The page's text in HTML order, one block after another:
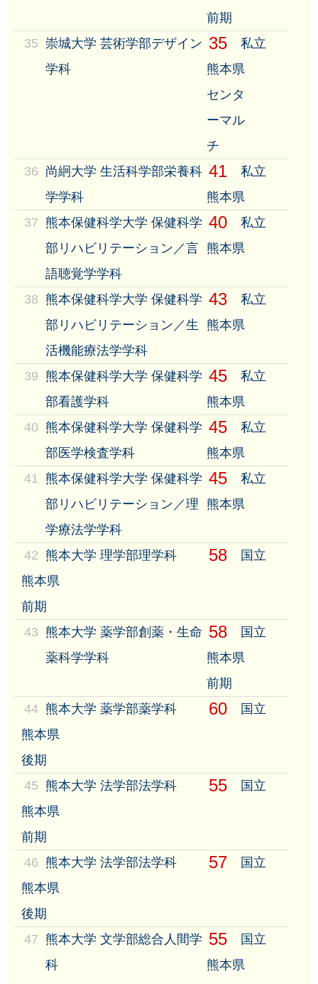
前期
35 崇城大学 芸術学部デザイン
学科
35
私立
熊本県
センタ
ーマル
チ
36 尚絅大学 生活科学部栄養科
学学科
41
私立
熊本県
37 熊本保健科学大学 保健科学
部リハビリテーション／言
語聴覚学学科
40
私立
熊本県
38 熊本保健科学大学 保健科学
部リハビリテーション／生
活機能療法学学科
43
私立
熊本県
39 熊本保健科学大学 保健科学
部看護学科
45
私立
熊本県
40 熊本保健科学大学 保健科学
部医学検査学科
45
私立
熊本県
41
熊本保健科学大学 保健科学
部リハビリテーション／理
学療法学学科
45
私立
熊本県
42 熊本大学 理学部理学科 58
国立
熊本県
前期
43 熊本大学 薬学部創薬・生命
薬科学学科
58
国立
熊本県
前期
44 熊本大学 薬学部薬学科 60
国立
熊本県
後期
45 熊本大学 法学部法学科 55
国立
熊本県
前期
46 熊本大学 法学部法学科 57
国立
熊本県
後期
47 熊本大学 文学部総合人間学
科
55
国立
熊本県